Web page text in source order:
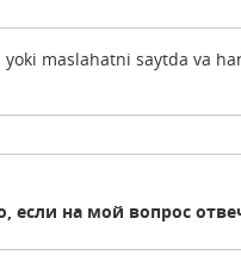
yoki maslahatni saytda va
если на мой вопрос